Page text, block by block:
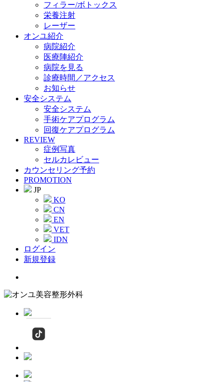
フィラー/ボトックス
栄養注射
レーザー
オンユ紹介
病院紹介
医療陣紹介
病院を見る
診療時間／アクセス
お知らせ
安全システム
安全システム
手術ケアプログラム
回復ケアプログラム
REVIEW
症例写真
セルカレビュー
カウンセリング予約
PROMOTION
JP
KO
CN
EN
VET
IDN
ログイン
新規登録